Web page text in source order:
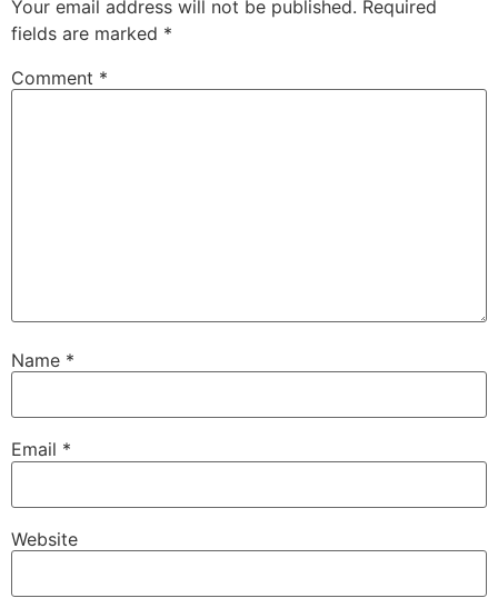
Your email address will not be published. Required
fields are marked *
Comment *
Name *
Email *
Website